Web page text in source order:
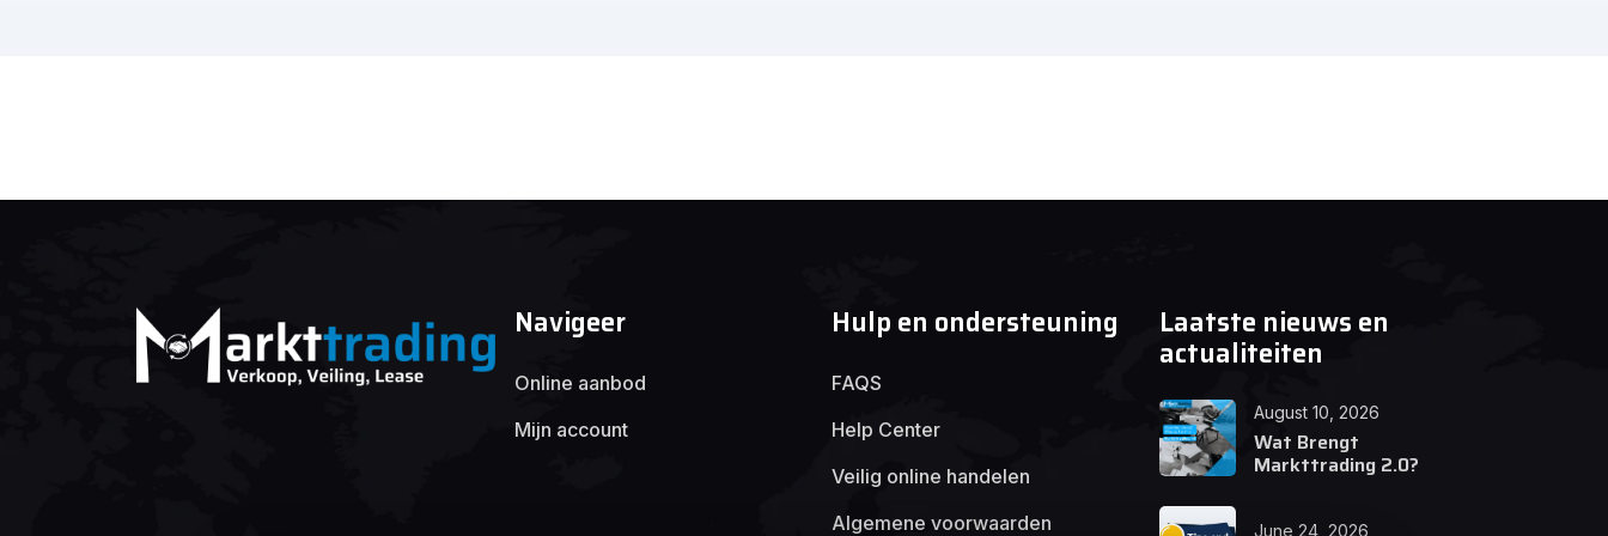
Navigeer
Online aanbod
Mijn account
Hulp en ondersteuning
FAQS
Help Center
Veilig online handelen
Algemene voorwaarden
Laatste nieuws en
actualiteiten
August 10, 2026
Wat Brengt
Markttrading 2.0?
June 24, 2026